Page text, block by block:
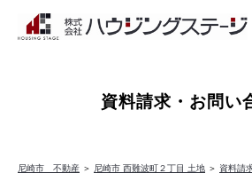
資料請求・お問い
尼崎市 不動産 ＞ 尼崎市 西難波町２丁目 土地 ＞ 資料請